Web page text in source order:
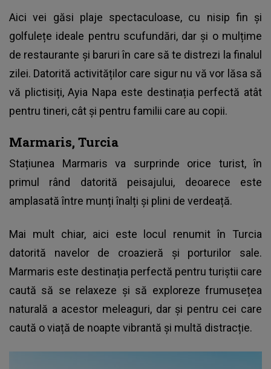
Aici vei găsi plaje spectaculoase, cu nisip fin și
golfulețe ideale pentru scufundări, dar și o mulțime
de restaurante și baruri în care să te distrezi la finalul
zilei. Datorită activităților care sigur nu vă vor lăsa să
vă plictisiți, Ayia Napa este destinația perfectă atât
pentru tineri, cât și pentru familii care au copii.
Marmaris, Turcia
Stațiunea Marmaris va surprinde orice turist, în
primul rând datorită peisajului, deoarece este
amplasată între munți înalți și plini de verdeață.
Mai mult chiar, aici este locul renumit în Turcia
datorită navelor de croazieră și porturilor sale.
Marmaris este destinația perfectă pentru turiștii care
caută să se relaxeze și să exploreze frumusețea
naturală a acestor meleaguri, dar și pentru cei care
caută o viață de noapte vibrantă și multă distracție.